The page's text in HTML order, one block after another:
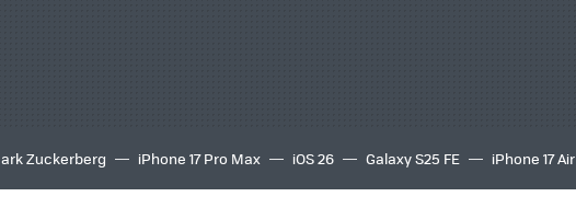
Zuckerberg iPhone 17 Pro Max iOS 26 Galaxy S25 FE iPhone 17 Air